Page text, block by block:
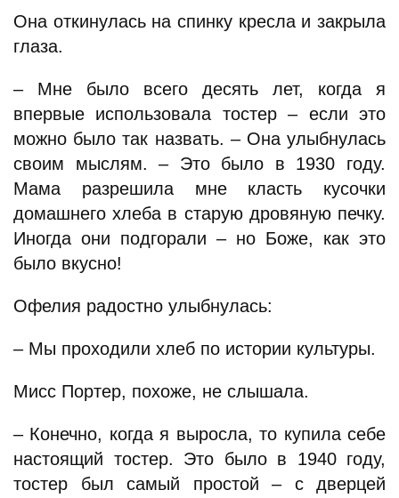
Она откинулась на спинку кресла и закрыла
глаза.
– Мне было всего десять лет, когда я
впервые использовала тостер – если это
можно было так назвать. – Она улыбнулась
своим мыслям. – Это было в 1930 году.
Мама разрешила мне класть кусочки
домашнего хлеба в старую дровяную печку.
Иногда они подгорали – но Боже, как это
было вкусно!
Офелия радостно улыбнулась:
– Мы проходили хлеб по истории культуры.
Мисс Портер, похоже, не слышала.
– Конечно, когда я выросла, то купила себе
настоящий тостер. Это было в 1940 году,
тостер был самый простой – с дверцей